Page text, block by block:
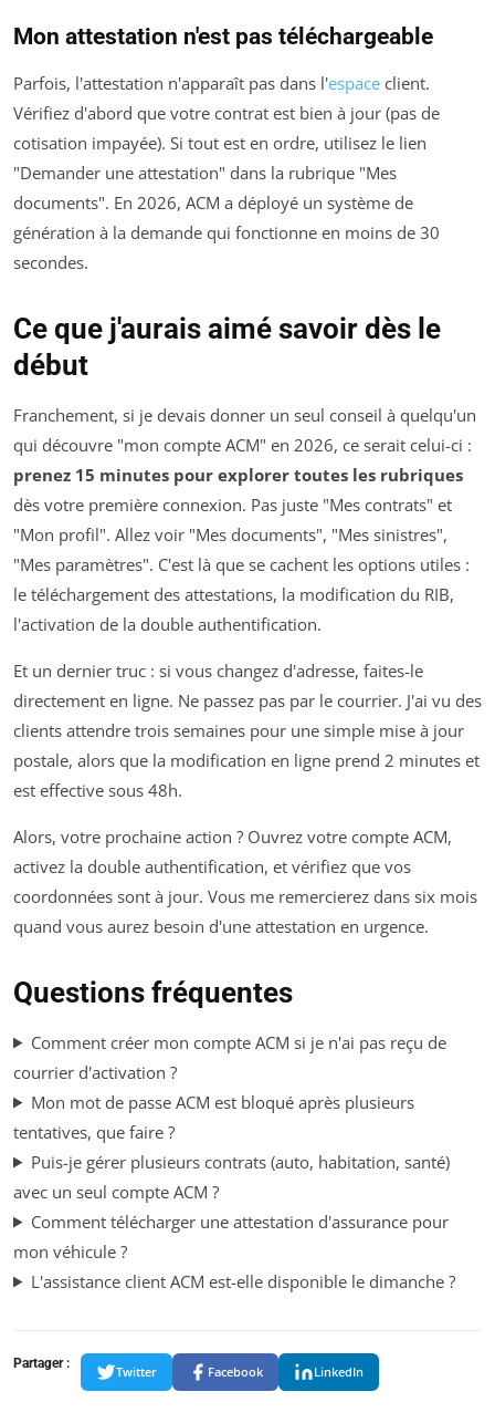
Mon attestation n'est pas téléchargeable
Parfois, l'attestation n'apparaît pas dans l'espace client.
Vérifiez d'abord que votre contrat est bien à jour (pas de
cotisation impayée). Si tout est en ordre, utilisez le lien
"Demander une attestation" dans la rubrique "Mes
documents". En 2026, ACM a déployé un système de
génération à la demande qui fonctionne en moins de 30
secondes.
Ce que j'aurais aimé savoir dès le
début
Franchement, si je devais donner un seul conseil à quelqu'un
qui découvre "mon compte ACM" en 2026, ce serait celui-ci :
prenez 15 minutes pour explorer toutes les rubriques
dès votre première connexion. Pas juste "Mes contrats" et
"Mon profil". Allez voir "Mes documents", "Mes sinistres",
"Mes paramètres". C'est là que se cachent les options utiles :
le téléchargement des attestations, la modification du RIB,
l'activation de la double authentification.
Et un dernier truc : si vous changez d'adresse, faites-le
directement en ligne. Ne passez pas par le courrier. J'ai vu des
clients attendre trois semaines pour une simple mise à jour
postale, alors que la modification en ligne prend 2 minutes et
est effective sous 48h.
Alors, votre prochaine action ? Ouvrez votre compte ACM,
activez la double authentification, et vérifiez que vos
coordonnées sont à jour. Vous me remercierez dans six mois
quand vous aurez besoin d'une attestation en urgence.
Questions fréquentes
Comment créer mon compte ACM si je n'ai pas reçu de
courrier d'activation ?
Mon mot de passe ACM est bloqué après plusieurs
tentatives, que faire ?
Puis-je gérer plusieurs contrats (auto, habitation, santé)
avec un seul compte ACM ?
Comment télécharger une attestation d'assurance pour
mon véhicule ?
L'assistance client ACM est-elle disponible le dimanche ?
Partager :
Twitter Facebook LinkedIn